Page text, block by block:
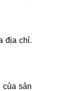
địa chỉ.
sản